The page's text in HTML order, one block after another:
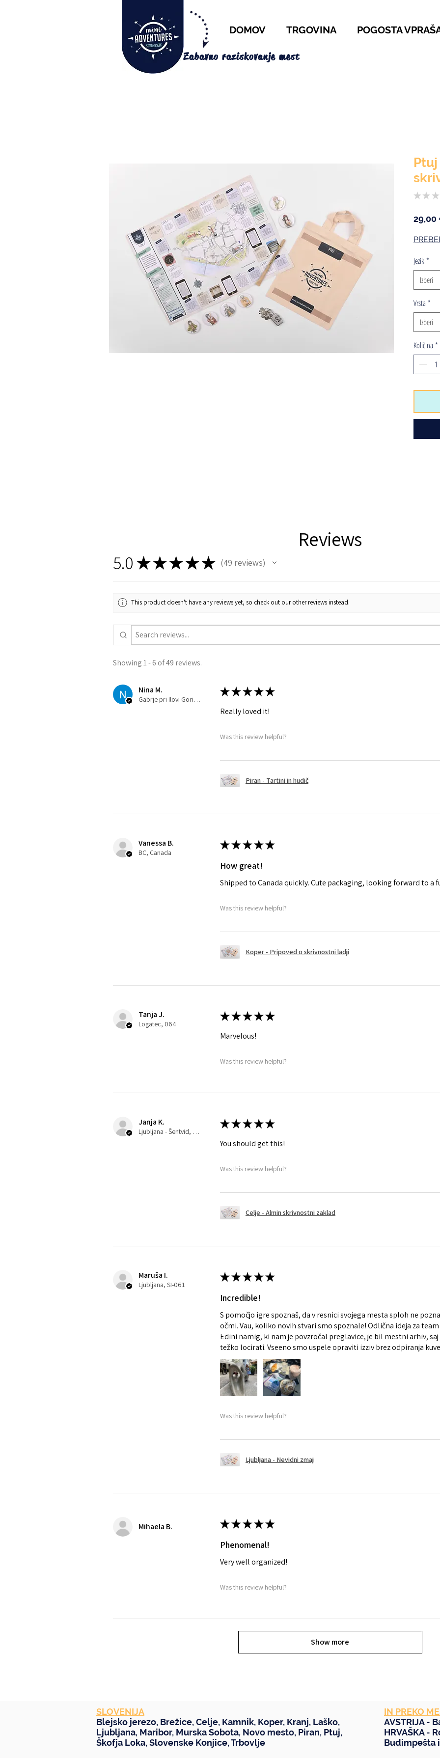
DOMOV TRGOVINA POGOSTA
Zabavno raziskovanje mest
★ ★ ★
29,00
Jezik*
Izberi
Vrsta *
Izberi
Količina *
Reviews
5.0 ★★★★★ 49 reviews
49
This product doesn't have any reviews yet, so check out our other reviews instead.
Showing 1 - 6 of 49 reviews.
Nina M.
Gabrje pri Ilovi Gori, SI-032
★★★★★
Really loved it!
Was this review helpful?
Piran - Tartini in hudič
Vanessa B.
BC, Canada
★★★★★
How great!
Shipped to Canada quickly. Cute packaging, looking forward to a
Was this review helpful?
Koper - Pripoved o skrivnostni ladji
Tanja J.
Logatec, 064
★★★★★
Marvelous!
Was this review helpful?
Janja K.
Ljubljana - Šentvid, 061
★★★★★
You should get this!
Was this review helpful?
Celje - Almin skrivnostni zaklad
Maruša I.
Ljubljana, SI-061
★★★★★
Incredible!
S pomočjo igre spoznaš, da v resnici svojega mesta sploh ne
očmi. Vau, koliko novih stvari smo spoznale! Odlična ideja za
Edini namig, ki nam je povzročal preglavice, je bil mestni arhiv, saj
težko locirati. Vseeno smo uspele opraviti izziv brez odpiranja
Was this review helpful?
Ljubljana - Nevidni zmaj
Mihaela B. ★★★★★
Phenomenal!
Very well organized!
Was this review helpful?
Show more
SLOVENIJA
Blejsko jerezo, Brežice,Celje, Kamnik, Koper, Kranj, Laško,
Ljubljana, Maribor, Murska Sobota, Novo mesto, Piran, Ptuj,
Škofja Loka,Slovenske Konjice,Trbovlje
IN PREKO
AVSTRIJA -
HRVAŠKA -
Budimpešta